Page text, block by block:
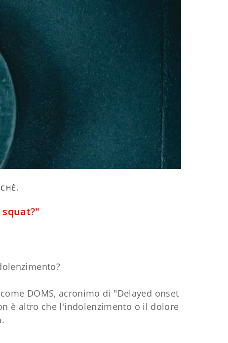
DOMS, acronimo di "Delayed onset
è altro che l'indolenzimento o il dolore